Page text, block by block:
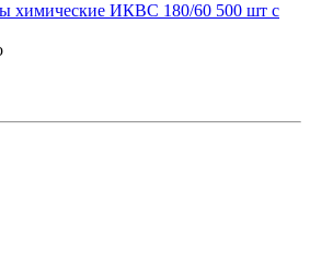
химические ИКВС 180/60 500 шт с